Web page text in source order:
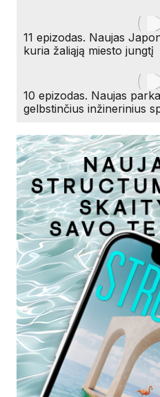
11 epizodas. Naujas
kuria žaliąją miesto jungtį
10 epizodas. Naujas
gelbstinčius inžinerinius